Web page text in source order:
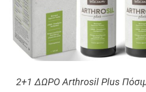
2+1 ΔΩΡΟ Arthrosil Plus